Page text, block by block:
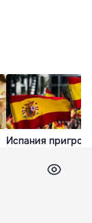
Испания
мерами, если та
отменит